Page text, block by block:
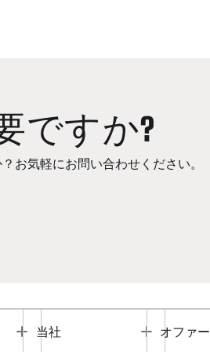
ですか?
お気軽にお問い合わせください。
Toggle
当社 Toggle
オファー